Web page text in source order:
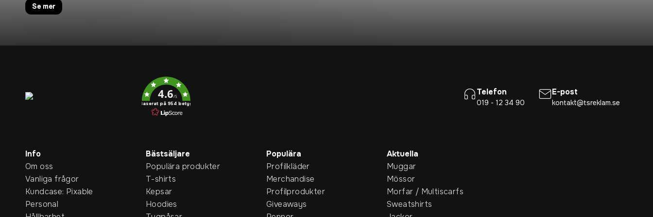
Se mer
4.6/5
Baserat på 954 betyg
Telefon
019 - 12 34 90
E-post
kontakt@tsreklam.se
Info
Om oss
Vanliga frågor
Kundcase: Pixable
Personal
Bästsäljare
Populära produkter
T-shirts
Kepsar
Hoodies
Populära
Profilkläder
Merchandise
Profilprodukter
Giveaways
Aktuella
Muggar
Mössor
Morfar / Multiscarfs
Sweatshirts